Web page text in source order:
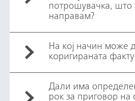
потрошувачка, што
направам?
На кој начин може
коригираната
Дали има
рок за приговор на